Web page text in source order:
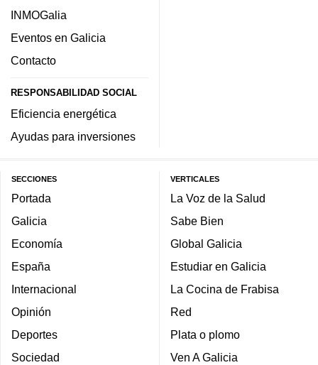
INMOGalia
Eventos en Galicia
Contacto
RESPONSABILIDAD SOCIAL
Eficiencia energética
Ayudas para inversiones
SECCIONES
Portada
Galicia
Economía
España
Internacional
Opinión
Deportes
Sociedad
VERTICALES
La Voz de la Salud
Sabe Bien
Global Galicia
Estudiar en Galicia
La Cocina de Frabisa
Red
Plata o plomo
Ven A Galicia